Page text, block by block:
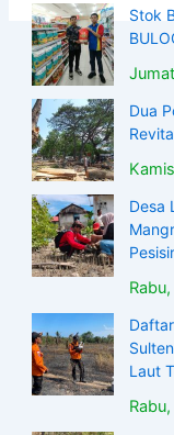
Stok
Dua
Desa
Pesisir
Laut